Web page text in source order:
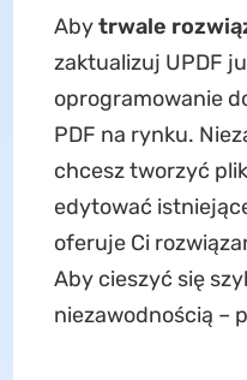
Abytrwale
zaktualizuj UPDF
oprogramowanie
PDF na rynku.
chcesz tworzyć
edytować
oferuje Ci
Aby cieszyć się
niezawodnością –